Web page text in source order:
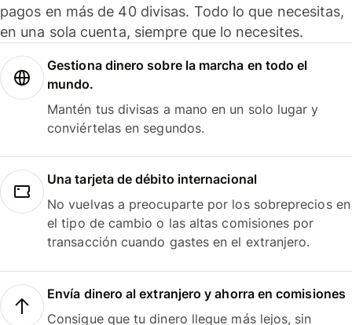
pagos en más de 40 divisas. Todo lo que necesitas,
en una sola cuenta, siempre que lo necesites.
Gestiona dinero sobre la marcha en todo el
mundo.
Mantén tus divisas a mano en un solo lugar y
conviértelas en segundos.
Una tarjeta de débito internacional
No vuelvas a preocuparte por los sobreprecios en
el tipo de cambio o las altas comisiones por
transacción cuando gastes en el extranjero.
Envía dinero al extranjero y ahorra en comisiones
Consigue que tu dinero llegue más lejos, sin